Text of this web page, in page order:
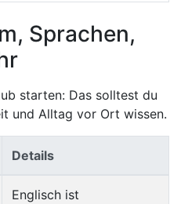
Sprachen,
starten: Das solltest du
und Alltag vor Ort wissen.
Details
Englisch ist